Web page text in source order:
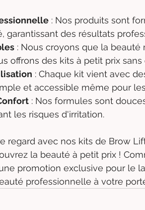
: Nos produits sont
garantissant des résultats
: Nous croyons que la beauté
offrons des kits à petit prix
: Chaque kit vient avec
et accessible même pour
: Nos formules sont
les risques d'irritation.
regard avec nos kits de Brow
la beauté à petit prix !
promotion exclusive pour le
professionnelle à votre